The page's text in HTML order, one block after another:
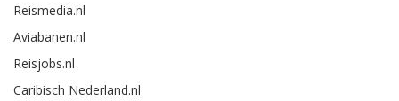
Reismedia.nl
Aviabanen.nl
Reisjobs.nl
Caribisch Nederland.nl